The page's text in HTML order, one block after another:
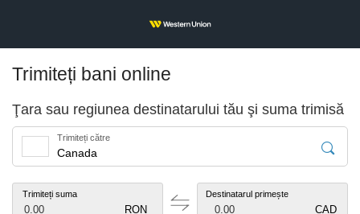
Trimiteți bani online
Ţara sau regiunea destinatarului tău şi suma trimisă
Trimiteți către
Trimiteți suma
RON
0.00
Destinatarul primește
CAD
0.00